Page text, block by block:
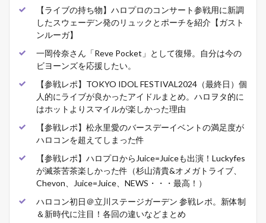
【ライブの持ち物】ハロプロのコンサート参戦用に新調
したスウェーデン発のリュックとポーチを紹介【ガスト
ンルーガ】
一岡伶奈さん「Reve Pocket」として復帰。自分は今の
ビヨーンズを応援したい。
【参戦レポ】TOKYO IDOL FESTIVAL2024（最終日）個
人的にライブが良かったアイドルまとめ。ハロヲタ的に
はホットよりスマイルが楽しかった理由
【参戦レポ】松永里愛のバースデーイベントの満足度が
ハロコンを超えてしまった件
【参戦レポ】ハロプロからJuice=Juiceも出演！Luckyfes
が滅茶苦茶楽しかった件（杉山清貴&オメガトライブ、
Chevon、Juice=Juice、NEWS・・・最高！）
ハロコン初日＠立川ステージガーデン 参戦レポ。新体制
＆新時代に注目！各回の違いなどまとめ